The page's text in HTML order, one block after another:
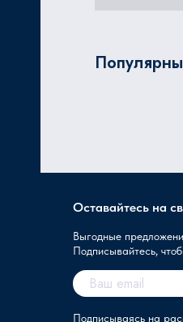
Оставайтесь на
Выгодные
Подписывайтесь,
Подписываясь на